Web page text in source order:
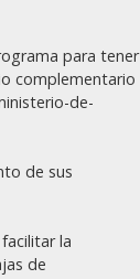
para tener
complementario
de-
de sus
la
de